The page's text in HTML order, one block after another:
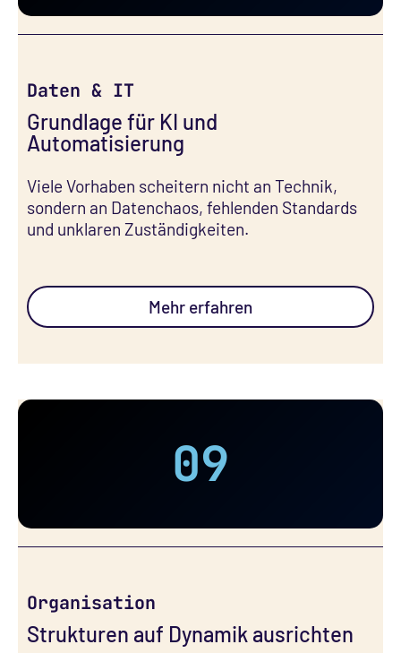
Daten & IT
Grundlage für KI und
Automatisierung
Viele Vorhaben scheitern nicht an Technik,
sondern an Datenchaos, fehlenden Standards
und unklaren Zuständigkeiten.
Mehr erfahren
09
Organisation
Strukturen auf Dynamik ausrichten